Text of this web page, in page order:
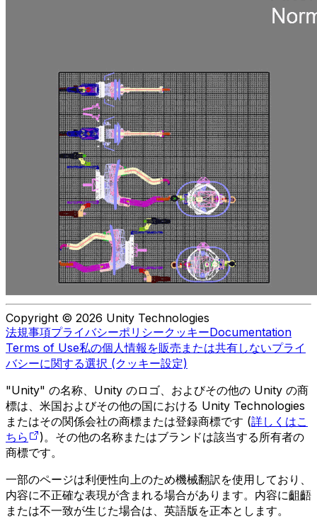
Copyright © 2026 Unity Technologies
法規事項プライバシーポリシークッキーDocumentation
Terms of Use私の個人情報を販売または共有しないプライ
バシーに関する選択 (クッキー設定)
"Unity" の名称、Unity のロゴ、およびその他の Unity の商
標は、米国およびその他の国における Unity Technologies
またはその関係会社の商標または登録商標です (詳しくはこ
ちら
)。その他の名称またはブランドは該当する所有者の
商標です。
一部のページは利便性向上のため機械翻訳を使用しており、
内容に不正確な表現が含まれる場合があります。内容に齟齬
または不一致が生じた場合は、英語版を正本とします。